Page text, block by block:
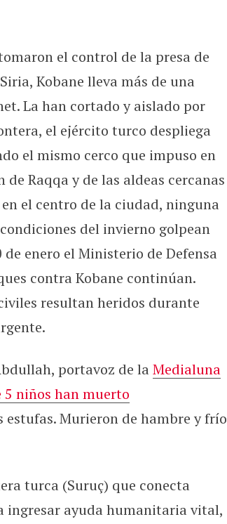
el control de la presa de
Kobane lleva más de una
La han cortado y aislado por
el ejército turco despliega
el mismo cerco que impuso en
Raqqa y de las aldeas cercanas
el centro de la ciudad, ninguna
del invierno golpean
enero el Ministerio de Defensa
contra Kobane continúan.
resultan heridos durante
portavoz de la Medialuna
niños han muerto
Murieron de hambre y frío
turca (Suruç) que conecta
ingresar ayuda humanitaria vital,